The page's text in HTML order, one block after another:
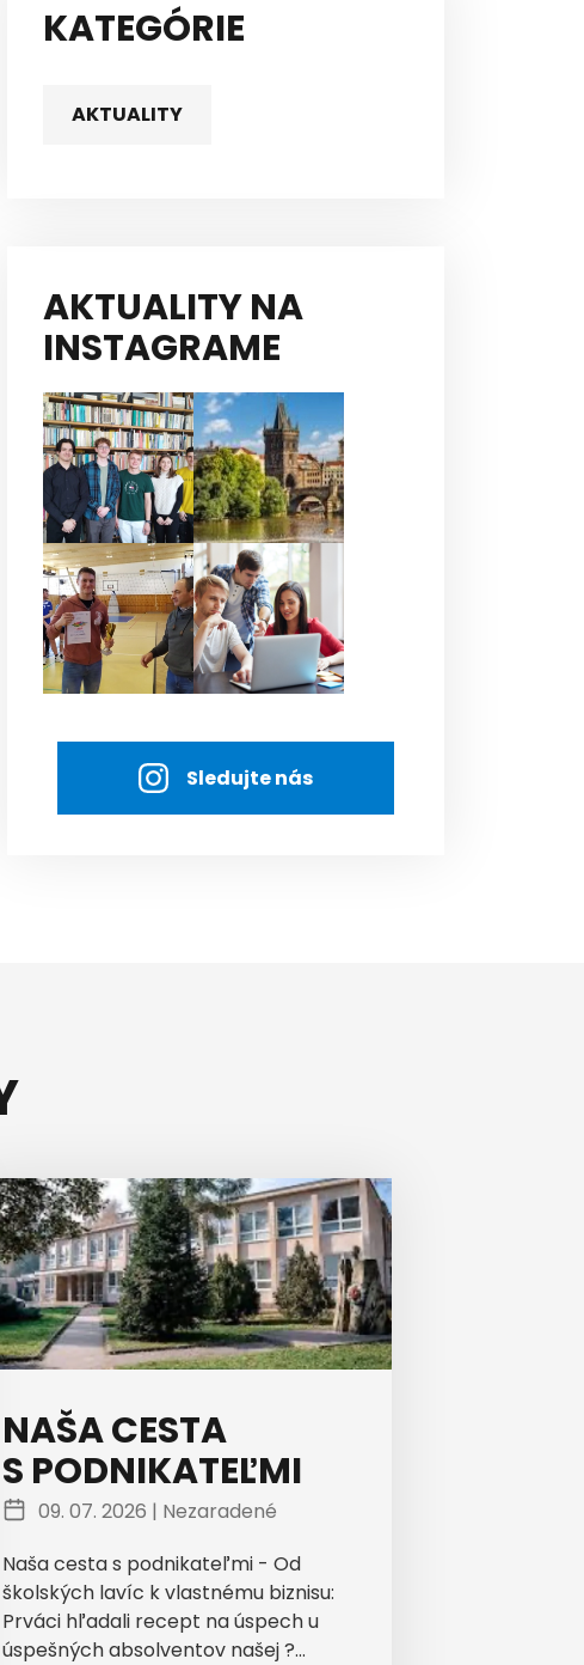
KATEGÓRIE
AKTUALITY
AKTUALITY NA
INSTAGRAME
Sledujte nás
NAŠA CESTA
S PODNIKATEĽMI
09. 07. 2026 | Nezaradené
Naša cesta s podnikateľmi - Od
školských lavíc k vlastnému biznisu:
Prváci hľadali recept na úspech u
úspešných absolventov našej ?...